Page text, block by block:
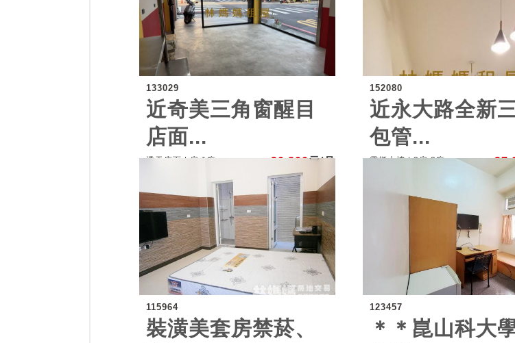
133029
近奇美三角窗醒目
店面...
透天店面 | 房 1廳 20,800元/月
152080
近永大路全新
包管...
電梯大樓 | 3房 2廳
115964
裝潢美套房禁菸、
123457
＊＊崑山科大